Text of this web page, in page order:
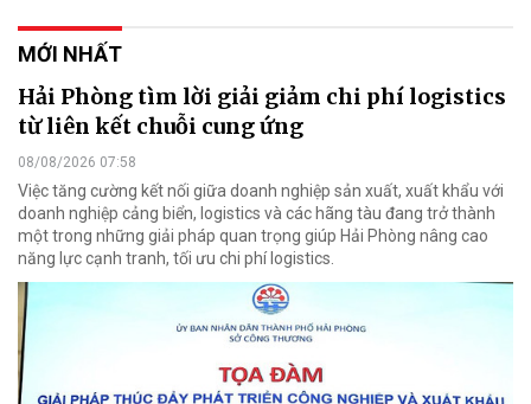
MỚI NHẤT
Hải Phòng tìm lời giải giảm chi phí logistics
từ liên kết chuỗi cung ứng
08/08/2026 07:58
Việc tăng cường kết nối giữa doanh nghiệp sản xuất, xuất khẩu với
doanh nghiệp cảng biển, logistics và các hãng tàu đang trở thành
một trong những giải pháp quan trọng giúp Hải Phòng nâng cao
năng lực cạnh tranh, tối ưu chi phí logistics.